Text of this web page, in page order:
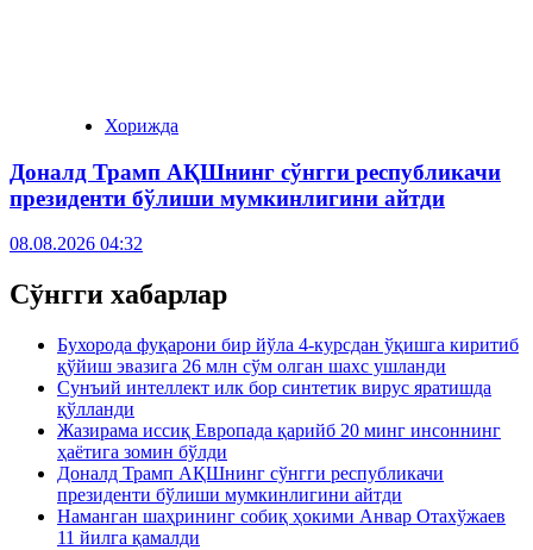
Хорижда
Доналд Трамп АҚШнинг сўнгги республикачи
президенти бўлиши мумкинлигини айтди
08.08.2026 04:32
Сўнгги хабарлар
Бухорода фуқарони бир йўла 4-курсдан ўқишга киритиб
қўйиш эвазига 26 млн сўм олган шахс ушланди
Сунъий интеллект илк бор синтетик вирус яратишда
қўлланди
Жазирама иссиқ Европада қарийб 20 минг инсоннинг
ҳаётига зомин бўлди
Доналд Трамп АҚШнинг сўнгги республикачи
президенти бўлиши мумкинлигини айтди
Наманган шаҳрининг собиқ ҳокими Анвар Отахўжаев
11 йилга қамалди